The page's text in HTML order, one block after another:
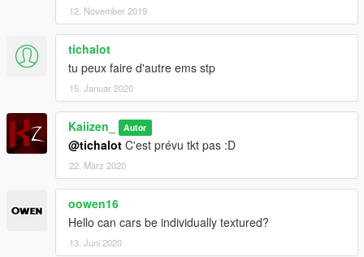
12. November 2019
tichalot
tu peux faire d'autre ems stp
15. Januar 2020
Kaiizen_ Autor
@tichalot C'est prévu tkt pas :D
22. März 2020
oowen16
Hello can cars be individually textured?
13. Juni 2020